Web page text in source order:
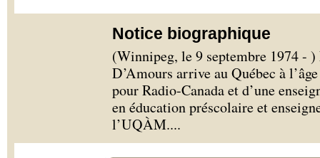
Notice biographique
(Winnipeg, le 9 septembre 1974 -
D’Amours arrive au Québec à
pour Radio-Canada et d’une
en éducation préscolaire et
l’UQÀM....